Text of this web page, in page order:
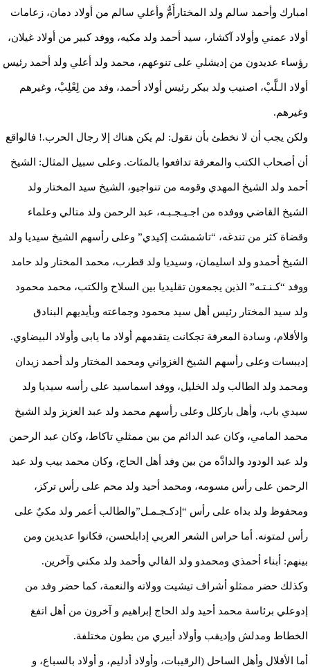
امبارك وأحمد سالم ولد المختارأَمُّ وأعلي سالم من أولاد دمان، زعامات
أولاد عمني وأولاد آكشار، سيد أحمد ولد مكيه، ووفد كبير من أولاد غيلان،
رؤساء عديدون من إديشلي على تنوعهم، محمد ولد أعلي ولد أحمد رئيس
أولاد الـلَّبْ، اصنيب ولد ببكر رئيس أولاد أحمد، وفد من لِعْلِبْ، وغيرهم
وغيرهم.
ولكن يجب أن لا نخطئ بأن نقول: لم يكن هناك إلا رجال الحرب.! فالواقع
أن أصحاب الكتب والمعرفة تدافعوا بالمئات. وعلى سبيل المثال: الشيخ
أحمد ولد الشيخ المهدي وقومه من تنواجيو، الشيخ سيد المختار ولد
الشيخ القاضي ووفده من اجـيـجـبـه، عبد الرحمن ولد متالي وعلماء
وقضاة كثر من تندغه، “تاشمشت إكيدي” وعلى رأسهم الشيخ سيديا ولد
الشيخ أحمدو ولد اسليمان، وسيديا ولد قطرب، محمد المختار ولد حامد
ووفد “كـنـتـه” الذين يجمعون تقليديا بين السلاح والكتب، محمد محمود
ولد سيد المختار رئيس أهل سيد محمود وجماعته وبأيديهم البنادق
والأقلام، وسادة المعرفة تجكانت يتقدمهم أولاد ما يابى وأولاد البيضاوي.
إديبسات وعلى رأسهم الشيخ الغزواني ومحمد المختار ولد أحمد زيدان
ومحمد ولد الطالب ولد الخليل، ووفد اسماسيد على رأسه سيديا ولد
سيدي باب، وأهل باركلل وعلى رأسهم محمد ولد عبد العزيز ولد الشيخ
محمد المامي، وكان عبد الدائم من بين ممثلي تاكاط، وكان عبد الرحمن
ولد عبد الودود والدادَّه من بين وفد أهل الحاج، وكان محمد بيب ولد عبد
الرحمن على رأس مسومه، ومحمد أحيد ولد محم على رأس تركز،
ومحفوظ ولد بداه على رأس “إدكـجـمـل”والطالب أعمر ولد مكيٌ على
رأس لمتونه. أما حراس الشعر العربي إدابلحسن، فكانوا عديدين ومن
بينهم: أبناء أحمذي ومحمدو ولد الفالي وأحمد ولد مكني وآخرين.
وكذلك حضر ممثلو أشراف تيشيت وولاته والنعمة، كما حضر وفد من
إدوعلي برئاسة محمد أحيد ولد الحاج إبراهيم و آخرون من أهل اتفغ
الخطاط ومدلش وإديقب وأولاد أبيري من بطون مختلفة.
أما الأقلال وأهل الساحل (الرقيبات، وأولاد أدليم، و أولاد بالسباع، و